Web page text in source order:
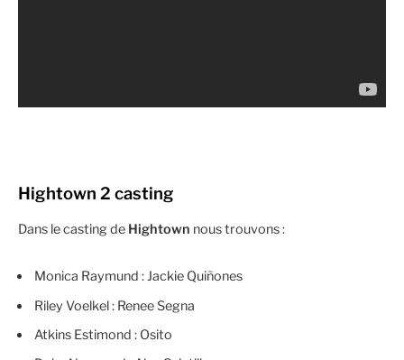
Hightown 2 casting
Dans le casting de Hightown nous trouvons :
Monica Raymund : Jackie Quiñones
Riley Voelkel : Renee Segna
Atkins Estimond : Osito